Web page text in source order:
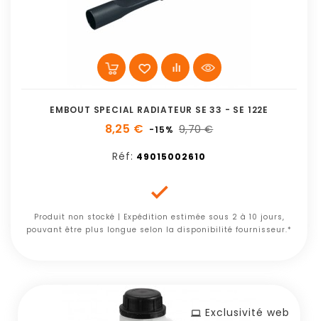
EMBOUT SPECIAL RADIATEUR SE 33 - SE 122E
8,25 € -15% 9,70 €
Réf: 49015002610

Produit non stocké | Expédition estimée sous 2 à 10 jours,
pouvant être plus longue selon la disponibilité fournisseur.*
Exclusivité web